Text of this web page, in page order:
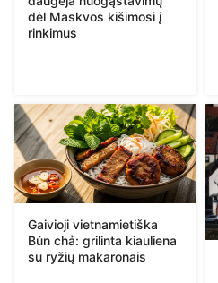
dėl Maskvos kišimosi į
rinkimus
Gaivioji vietnamietiška
Bún chả: grilinta kiauliena
su ryžių makaronais